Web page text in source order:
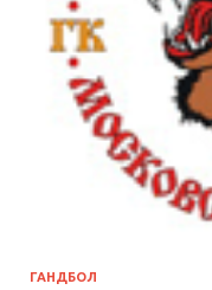
ГАНДБОЛ